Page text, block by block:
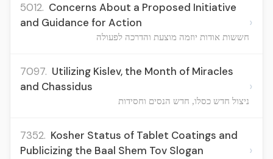
5012. Concerns About a Proposed Initiative
and Guidance for Action
חששות אודות יוזמה מוצעת והדרכה לפעולה
›
7097. Utilizing Kislev, the Month of Miracles
and Chassidus
ניצול חדש כסלו, חדש הנסים וחסידות
›
7352. Kosher Status of Tablet Coatings and
Publicizing the Baal Shem Tov Slogan
›